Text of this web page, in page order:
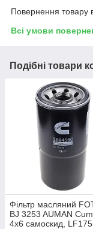
Повернення товару
Всі умови
Подібні товари
Фільтр масляний
BJ 3253 AUMAN
4х6 самоскид,